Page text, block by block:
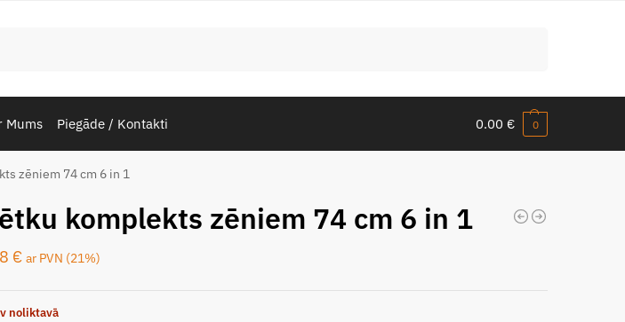
Mums Piegāde / Kontakti 0.00 € 0
zēniem 74 cm 6 in 1
komplekts zēniem 74 cm 6 in 1
€ ar PVN (21%)
noliktavā